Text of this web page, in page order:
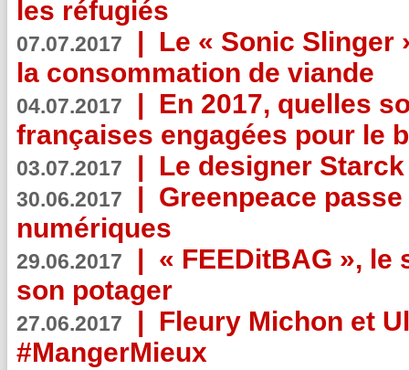
les réfugiés
07.07.2017 | Le « Sonic Slinger
la consommation de viande
04.07.2017 | En 2017, quelles
françaises engagées pour le
03.07.2017 | Le designer
30.06.2017 | Greenpeace
numériques
29.06.2017 | « FEEDitBAG », le
son potager
27.06.2017 | Fleury Michon et
#MangerMieux